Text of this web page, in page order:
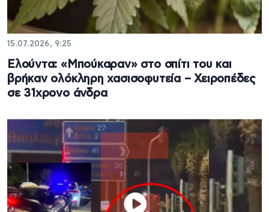
15.07.2026, 9:25
Ελούντα: «Μπούκαραν» στο σπίτι του και
βρήκαν ολόκληρη χασισοφυτεία – Χειροπέδες
σε 31χρονο άνδρα